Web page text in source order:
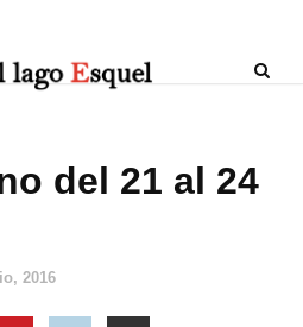
del 21 al 24
2016